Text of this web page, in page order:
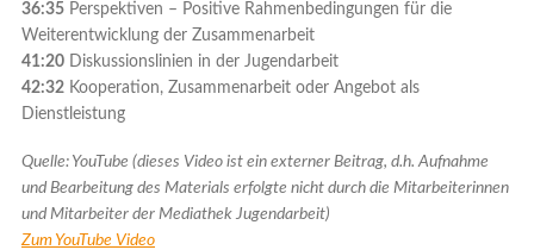
36:35 Perspektiven – Positive Rahmenbedingungen für die
Weiterentwicklung der Zusammenarbeit
41:20 Diskussionslinien in der Jugendarbeit
42:32 Kooperation, Zusammenarbeit oder Angebot als
Dienstleistung
Quelle: YouTube (dieses Video ist ein externer Beitrag, d.h. Aufnahme
und Bearbeitung des Materials erfolgte nicht durch die Mitarbeiterinnen
und Mitarbeiter der Mediathek Jugendarbeit)
Zum YouTube Video